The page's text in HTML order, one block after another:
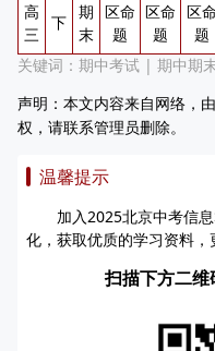
高
三
下
期
末
区命
题
区命
题
区
题
关键词： 期中考试 | 期中期
声明：本文内容来自网络，
权，请联系管理员删除。
温馨提示
加入2025北京中考信
化，获取优质的学习资料
扫描下方二维